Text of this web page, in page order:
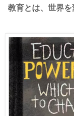
教育とは、世界